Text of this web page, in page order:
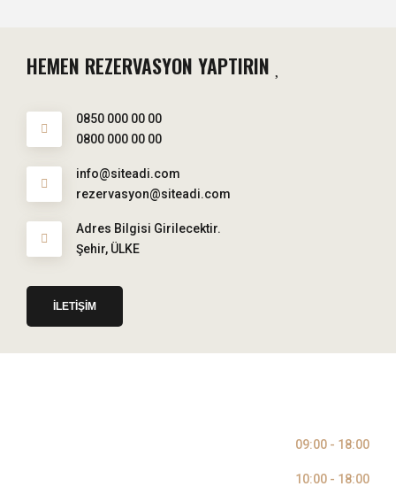
HEMEN REZERVASYON YAPTIRIN
0850 000 00 00
0800 000 00 00
info@siteadi.com
rezervasyon@siteadi.com
Adres Bilgisi Girilecektir.
Şehir, ÜLKE
İLETİŞİM
09:00 - 18:00
10:00 - 18:00